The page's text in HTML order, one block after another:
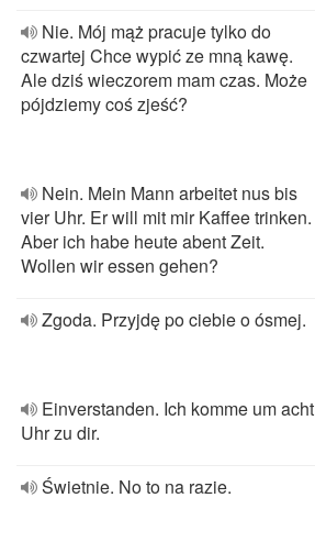
Nie. Mój mąż pracuje tylko do
czwartej Chce wypić ze mną kawę.
Ale dziś wieczorem mam czas. Może
pójdziemy coś zjeść?
Nein. Mein Mann arbeitet nus bis
vier Uhr. Er will mit mir Kaffee trinken.
Aber ich habe heute abent Zeit.
Wollen wir essen gehen?
Zgoda. Przyjdę po ciebie o ósmej.
Einverstanden. Ich komme um acht
Uhr zu dir.
Świetnie. No to na razie.